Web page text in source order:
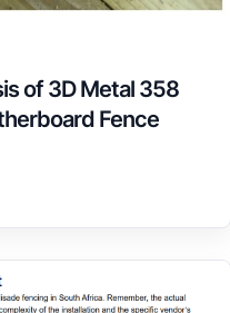
of 3D Metal 358
Fence